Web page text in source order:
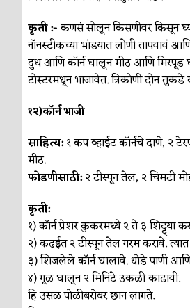
कृती :-कणसं सोलून किसणीवर किसून
नॉनस्टीकच्या भांडयात लोणी तापवावं
दुध आणि कॉर्न घालून मीठ आणि मिरपूड
टोस्टरमधून भाजावेत. त्रिकोणी दोन तुकडे
१२)कॉर्न भाजी
साहित्य:१ कप व्हाईट कॉर्नचे दाणे, २
मीठ.
फोडणीसाठी:२ टीस्पून तेल, २ चिमटी
कृती:
१) कॉर्न प्रेशर कुकरमध्ये २ ते ३ शिट्ट्या
२) कढईत २ टीस्पून तेल गरम करावे.
३) शिजलेले कॉर्न घालावे. थोडे पाणी
४) गूळ घालून २ मिनिटे उकळी काढावी.
हि उसळ पोळीबरोबर छान लागते.